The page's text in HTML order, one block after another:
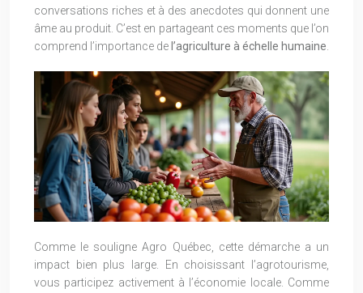
conversations riches et à des anecdotes qui donnent une
âme au produit. C’est en partageant ces moments que l’on
comprend l’importance de l’agriculture à échelle humaine
Comme le souligne Agro Québec, cette démarche a un
impact bien plus large. En choisissant l’agrotourisme,
vous participez activement à l’économie locale. Comme